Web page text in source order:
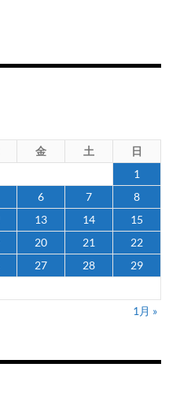
金 土
日
1
6 7
8
13 14
15
20 21
22
27 28
29
1月 »